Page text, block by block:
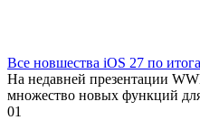
Все новшества iOS 27 по
На недавней презентации
множество новых функций
01